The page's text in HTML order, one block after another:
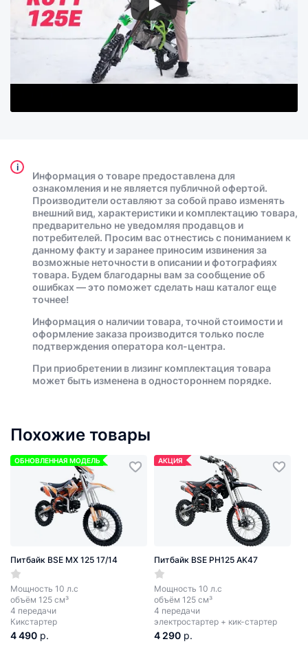
i
Информация о товаре предоставлена для
ознакомления и не является публичной офертой.
Производители оставляют за собой право изменять
внешний вид, характеристики и комплектацию товара,
предварительно не уведомляя продавцов и
потребителей. Просим вас отнестись с пониманием к
данному факту и заранее приносим извинения за
возможные неточности в описании и фотографиях
товара. Будем благодарны вам за сообщение об
ошибках — это поможет сделать наш каталог еще
точнее!
Информация о наличии товара, точной стоимости и
оформление заказа производится только после
подтверждения оператора кол-центра.
При приобретении в лизинг комплектация товара
может быть изменена в одностороннем порядке.
Похожие товары
ОБНОВЛЕННАЯ МОДЕЛЬ
Питбайк BSE MX 125 17/14
Мощность 10 л.с
объём 125 см³
4 передачи
Кикстартер
4 490 р.
АКЦИЯ
Питбайк BSE PH125 AK47
Мощность 10 л.с
объём 125 см³
4 передачи
электростартер + кик-стартер
4 290 р.